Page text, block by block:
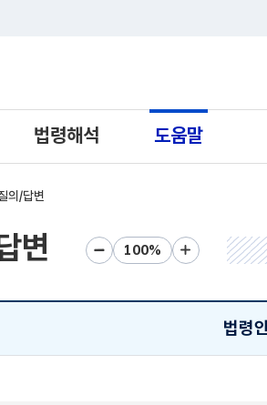
창열림으로 이동
법령해석 도움말
의/답변
변 화면크기 축소화면크기 초기화
화면크기 확대
법령